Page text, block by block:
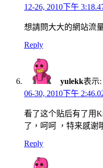
12-26, 2010下午
想請問大大的網站流
Reply
yulekk表示:
06-30, 2010下午
看了这个贴后有了用
了，呵呵 ，特来感谢
Reply